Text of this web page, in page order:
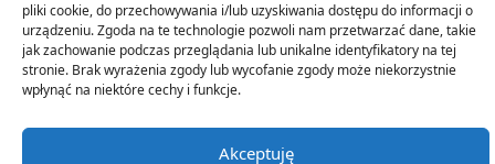
pliki cookie, do przechowywania i/lub uzyskiwania dostępu do informacji o
urządzeniu. Zgoda na te technologie pozwoli nam przetwarzać dane, takie
jak zachowanie podczas przeglądania lub unikalne identyfikatory na tej
stronie. Brak wyrażenia zgody lub wycofanie zgody może niekorzystnie
wpłynąć na niektóre cechy i funkcje.
Akceptuję